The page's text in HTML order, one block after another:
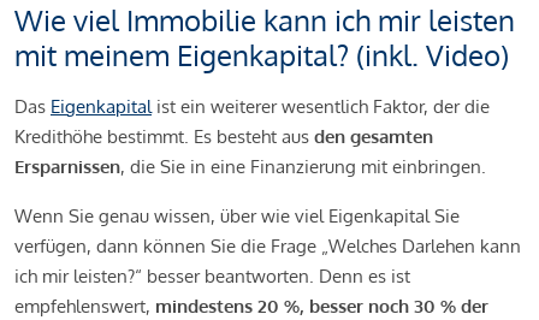
Wie viel Immobilie kann ich mir leisten
mit meinem Eigenkapital? (inkl. Video)
Das Eigenkapitalist ein weiterer wesentlich Faktor, der die
Kredithöhe bestimmt. Es besteht aus den gesamten
Ersparnissen, die Sie in eine Finanzierung mit einbringen.
Wenn Sie genau wissen, über wie viel Eigenkapital Sie
verfügen, dann können Sie die Frage „Welches Darlehen kann
ich mir leisten?“ besser beantworten. Denn es ist
empfehlenswert, mindestens 20 %, besser noch 30 % der